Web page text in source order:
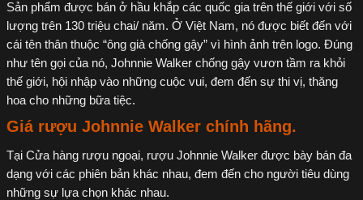
Sản phẩm được bán ở hầu khắp các quốc gia trên thế giới với số
lượng trên 130 triệu chai/ năm. Ở Việt Nam, nó được biết đến với
cái tên thân thuộc “ông già chống gậy” vì hình ảnh trên logo. Đúng
như tên gọi của nó, Johnnie Walker chống gậy vươn tầm ra khỏi
thế giới, hội nhập vào những cuộc vui, đem đến sự thi vị, thăng
hoa cho những bữa tiệc.
Giá rượu Johnnie Walker chính hãng.
Tại Cửa hàng rượu ngoại, rượu Johnnie Walker được bày bán đa
dạng với các phiên bản khác nhau, đem đến cho người tiêu dùng
những sự lựa chọn khác nhau.